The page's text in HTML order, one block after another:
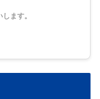
ます。